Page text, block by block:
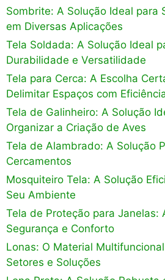
Sombrite: A Solução Ideal para
em Diversas Aplicações
Tela Soldada: A Solução Ideal
Durabilidade e Versatilidade
Tela para Cerca: A Escolha
Delimitar Espaços com
Tela de Galinheiro: A Solução
Organizar a Criação de Aves
Tela de Alambrado: A Solução
Cercamentos
Mosquiteiro Tela: A Solução
Seu Ambiente
Tela de Proteção para Janelas:
Segurança e Conforto
Lonas: O Material
Setores e Soluções